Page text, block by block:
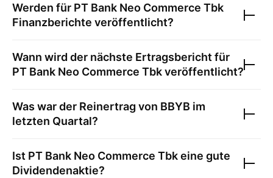
Werden für PT Bank Neo Commerce Tbk
Finanzberichte veröffentlicht?
Wann wird der nächste Ertragsbericht für
PT Bank Neo Commerce Tbkveröffentlicht?
Was war der Reinertrag von BBYB im
letzten Quartal?
Ist PT Bank Neo Commerce Tbkeine gute
Dividendenaktie?